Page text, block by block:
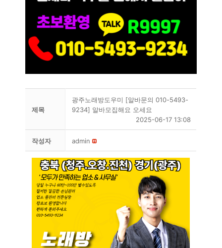
제목
광주노래방도우미 [알바문의 010-5493-
9234] 알바모집해요 오세요
2025-06-17 13:08
작성자 admin